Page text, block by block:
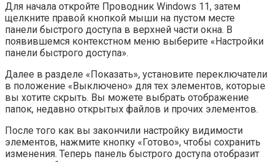
Для начала откройте Проводник Windows 11, затем
щелкните правой кнопкой мыши на пустом месте
панели быстрого доступа в верхней части окна. В
появившемся контекстном меню выберите «Настройки
панели быстрого доступа».
Далее в разделе «Показать», установите переключатели
в положение «Выключено» для тех элементов, которые
вы хотите скрыть. Вы можете выбрать отображение
папок, недавно открытых файлов и прочих элементов.
После того как вы закончили настройку видимости
элементов, нажмите кнопку «Готово», чтобы сохранить
изменения. Теперь панель быстрого доступа отобразит